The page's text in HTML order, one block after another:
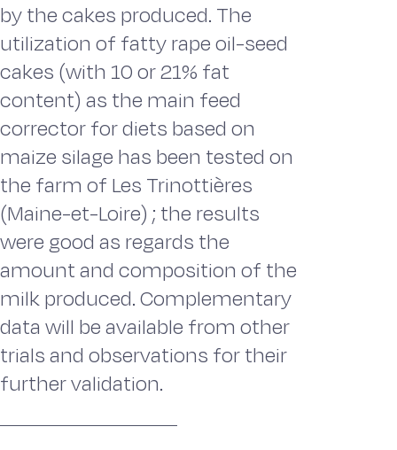
by the cakes produced. The
utilization of fatty rape oil-seed
cakes (with 10 or 21% fat
content) as the main feed
corrector for diets based on
maize silage has been tested on
the farm of Les Trinottières
(Maine-et-Loire) ; the results
were good as regards the
amount and composition of the
milk produced. Complementary
data will be available from other
trials and observations for their
further validation.